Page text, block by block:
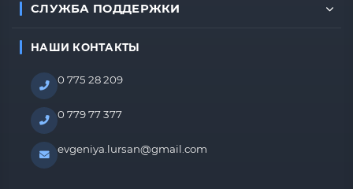
СЛУЖБА ПОДДЕРЖКИ
НАШИ КОНТАКТЫ
0 775 28 209
0 779 77 377
evgeniya.lursan@gmail.com